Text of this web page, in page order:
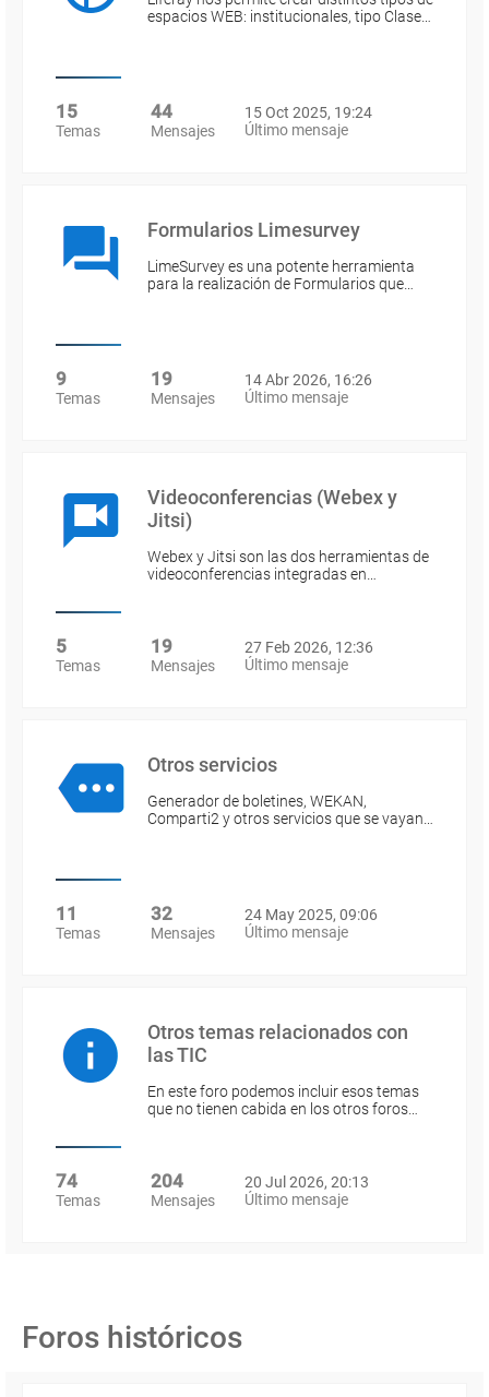
espacios WEB: institucionales, tipo Clase…
15
Temas
44
Mensajes
15 Oct 2025, 19:24
Último mensaje
Formularios Limesurvey
LimeSurvey es una potente herramienta
para la realización de Formularios que…
9
Temas
19
Mensajes
14 Abr 2026, 16:26
Último mensaje
Videoconferencias (Webex y
Jitsi)
Webex y Jitsi son las dos herramientas de
videoconferencias integradas en…
5
Temas
19
Mensajes
27 Feb 2026, 12:36
Último mensaje
Otros servicios
Generador de boletines, WEKAN,
Comparti2 y otros servicios que se vayan…
11
Temas
32
Mensajes
24 May 2025, 09:06
Último mensaje
Otros temas relacionados con
las TIC
En este foro podemos incluir esos temas
que no tienen cabida en los otros foros…
74
Temas
204
Mensajes
20 Jul 2026, 20:13
Último mensaje
Foros históricos